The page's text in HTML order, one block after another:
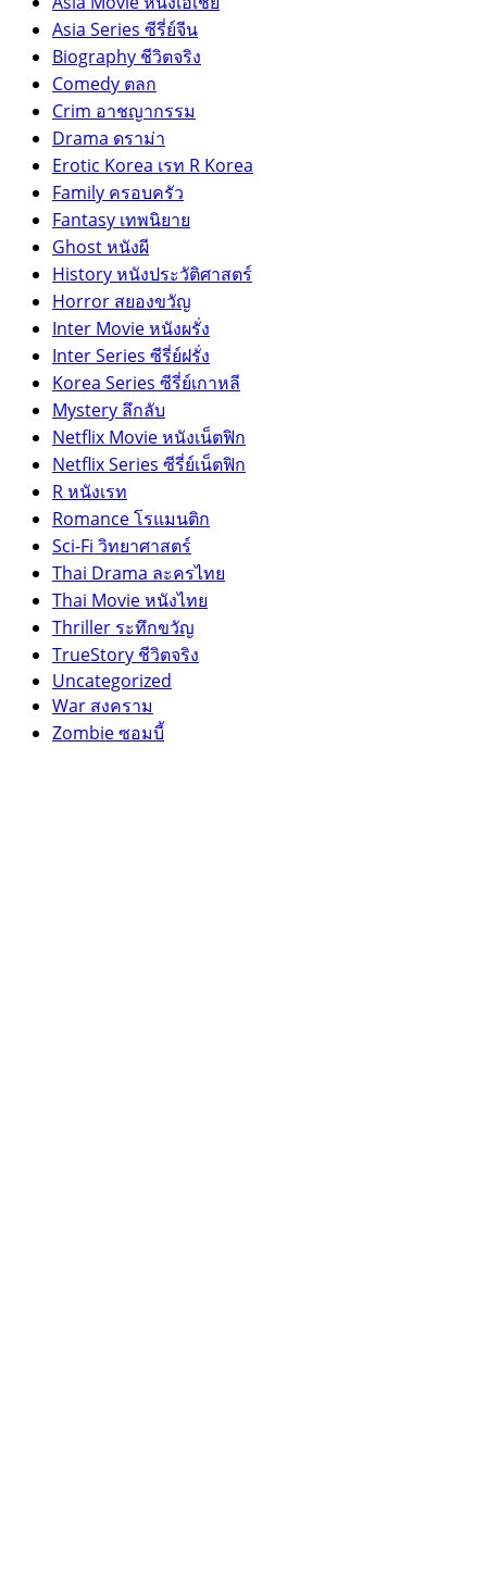
Asia Series ซีรี่ย์จีน
Biography ชีวิตจริง
Comedy ตลก
Crim อาชญากรรม
Drama ดราม่า
Erotic Korea เรท R Korea
Family ครอบครัว
Fantasy เทพนิยาย
Ghost หนังผี
History หนังประวัติศาสตร์
Horror สยองขวัญ
Inter Movie หนังผรั่ง
Inter Series ซีรี่ย์ฝรั่ง
Korea Series ซีรี่ย์เกาหลี
Mystery ลึกลับ
Netflix Movie หนังเน็ตฟิก
Netflix Series ซีรี่ย์เน็ตฟิก
R หนังเรท
Romance โรแมนติก
Sci-Fi วิทยาศาสตร์
Thai Drama ละครไทย
Thai Movie หนังไทย
Thriller ระทึกขวัญ
TrueStory ชีวิตจริง
Uncategorized
War สงคราม
Zombie ซอมบี้